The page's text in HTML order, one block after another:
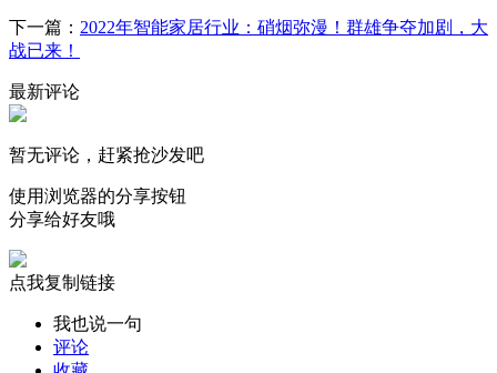
下一篇： 2022年智能家居行业：硝烟弥漫！群雄争夺加剧，大
战已来！
最新评论
暂无评论，赶紧抢沙发吧
使用浏览器的分享按钮
分享给好友哦
点我复制链接
我也说一句
评论